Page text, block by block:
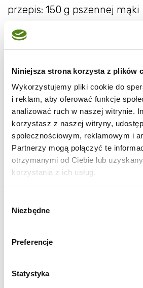
Niniejsza strona korzysta z plików
Wykorzystujemy pliki cookie do
i reklam, aby oferować funkcje
analizować ruch w naszej witrynie.
korzystasz z naszej witryny,
społecznościowym, reklamowym i
Partnerzy mogą połączyć te
otrzymanymi od Ciebie lub
korzystania z ich usług.
zgody
Niezbędne
Preferencje
Statystyka
przepis: 150 g pszennej mąki
60 ml oleju słonecznikowego
1 łyżeczka proszku do
1 łyżeczka soli
0,5 łyżeczki zmielonego
0,5 łyżeczki kurkumy
3 ząbki czosnku
kilka różyczek ugotowanego
100 g pokruszonej fety
100 g utartego sera gouda
Różyczki brokułu pokroić
solą, kurkumą i pieprzem.
wymieszać łyżką z mąką.
Ciasto wymieszać z